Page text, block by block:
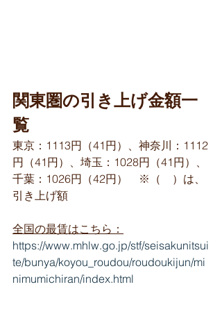
関東圏の引き上げ金額一
覧
東京：1113円（41円）、神奈川：1112
円（41円）、埼玉：1028円（41円）、
千葉：1026円（42円）　※（　）は、
引き上げ額
全国の最賃はこちら：
https://www.mhlw.go.jp/stf/seisakunitsui
te/bunya/koyou_roudou/roudoukijun/mi
nimumichiran/index.html